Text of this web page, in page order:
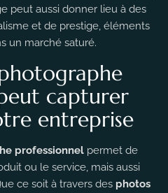
peut aussi donner lieu à des
et de prestige, éléments
un marché saturé.
capturer
entreprise
professionnel permet de
ou le service, mais aussi
ce soit à travers des photos